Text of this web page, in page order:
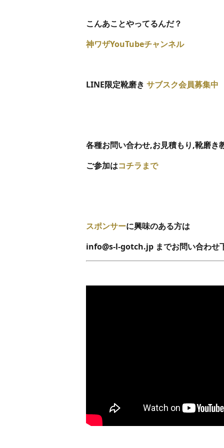
こんあことやってるんだ？
神ワザYouTubeチャンネル
LINE限定靴磨き サブスク会員募集中
各種お問い合わせ,お見積もり,靴磨き
ご参加はコチラまで
スポンサーに興味のある方は
info@s-l-gotch.jp までお問い合わせ